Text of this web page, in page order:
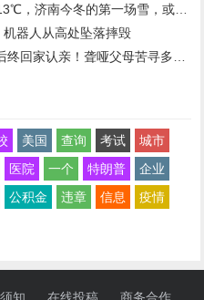
冬的第一场雪，或跟去年同一时间！
机器人从高处坠落摔毁
父母苦寻多年，母亲已抱憾离世丨红星寻人
美国 查询 考试
城市
医院 一个 特朗普
企业
公积金 违章 信息
疫情
知 在线投稿 商务合作